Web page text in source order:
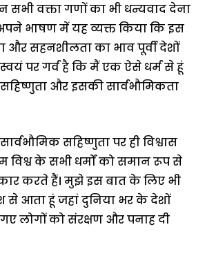
वक्ता गणों का भी धन्यवाद देना
भाषण में यह व्यक्त किया कि इस
और सहनशीलता का भाव पूर्वी देशों
पर गर्व है कि मैं एक ऐसे धर्म से हूं
और इसकी सार्वभौमिकता
सहिष्णुता पर ही विश्वास
विश्व के सभी धर्मों को समान रूप से
करते हैं। मुझे इस बात के लिए भी
से आता हूं जहां दुनिया भर के देशों
लोगों को संरक्षण और पनाह दी